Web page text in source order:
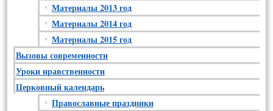
Материалы 2013 год
Материалы 2014 год
Материалы 2015 год
Вызовы современности
Уроки нравственности
Церковный календарь
Православные праздники